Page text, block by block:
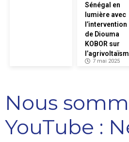
Sénégal en
lumière avec
l’intervention
de Diouma
KOBOR sur
7 mai 2025
Nous
YouTube :